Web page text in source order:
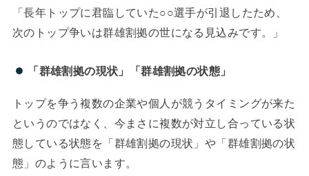
「長年トップに君臨していた○○選手が引退したため、
次のトップ争いは群雄割拠の世になる見込みです。」
「群雄割拠の現状」「群雄割拠の状態」
トップを争う複数の企業や個人が競うタイミングが来た
というのではなく、今まさに複数が対立し合っている状
態している状態を「群雄割拠の現状」や「群雄割拠の状
態」のように言います。